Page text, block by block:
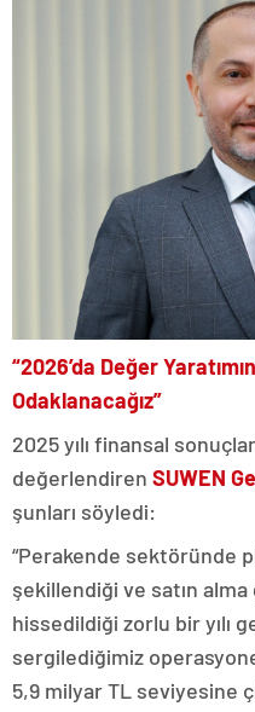
“2026’da Değer
Odaklanacağız”
2025 yılı finansal
değerlendiren SUWEN
şunları söyledi:
“Perakende sektöründe
şekillendiği ve satın alma
hissedildiği zorlu bir yılı
sergilediğimiz
5,9 milyar TL seviyesine